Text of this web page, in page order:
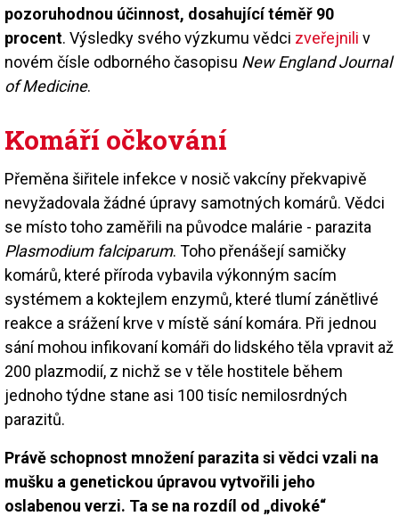
pozoruhodnou účinnost, dosahující téměř 90
procent. Výsledky svého výzkumu vědci zveřejnili v
novém čísle odborného časopisu New England Journal
of Medicine.
Komáří očkování
Přeměna šiřitele infekce v nosič vakcíny překvapivě
nevyžadovala žádné úpravy samotných komárů. Vědci
se místo toho zaměřili na původce malárie - parazita
Plasmodium falciparum. Toho přenášejí samičky
komárů, které příroda vybavila výkonným sacím
systémem a koktejlem enzymů, které tlumí zánětlivé
reakce a srážení krve v místě sání komára. Při jednou
sání mohou infikovaní komáři do lidského těla vpravit až
200 plazmodií, z nichž se v těle hostitele během
jednoho týdne stane asi 100 tisíc nemilosrdných
parazitů.
Právě schopnost množení parazita si vědci vzali na
mušku a genetickou úpravou vytvořili jeho
oslabenou verzi. Ta se na rozdíl od „divoké“